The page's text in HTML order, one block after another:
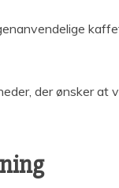
der ønsker at